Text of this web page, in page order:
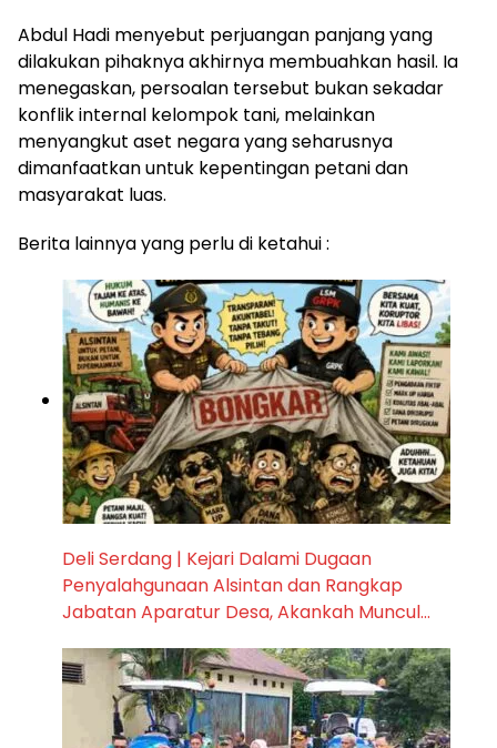
Abdul Hadi menyebut perjuangan panjang yang
dilakukan pihaknya akhirnya membuahkan hasil. Ia
menegaskan, persoalan tersebut bukan sekadar
konflik internal kelompok tani, melainkan
menyangkut aset negara yang seharusnya
dimanfaatkan untuk kepentingan petani dan
masyarakat luas.
Berita lainnya yang perlu di ketahui :
Deli Serdang | Kejari Dalami Dugaan
Penyalahgunaan Alsintan dan Rangkap
Jabatan Aparatur Desa, Akankah Muncul…